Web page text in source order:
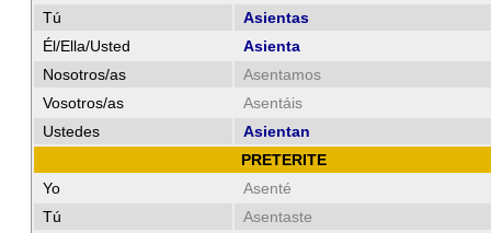
Tú
Asientas
Él/Ella/Usted
Asienta
Nosotros/as
Asentamos
Vosotros/as
Asentáis
Ustedes
Asientan
PRETERITE
Yo
Asenté
Tú
Asentaste